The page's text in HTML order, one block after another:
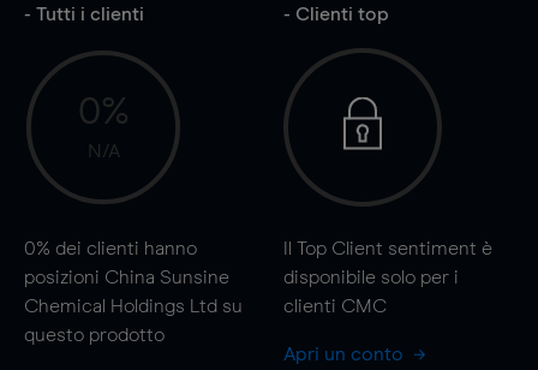
- Tutti i clienti
0%
N/A
0% dei clienti hanno
posizioni China Sunsine
Chemical Holdings Ltd su
questo prodotto
- Clienti top
Il Top Client sentiment è
disponibile solo per i
clienti CMC
Apri un conto